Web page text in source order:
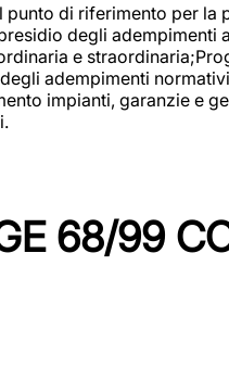
di riferimento per
degli
e
adempimenti
impianti, garanzie e
68/99